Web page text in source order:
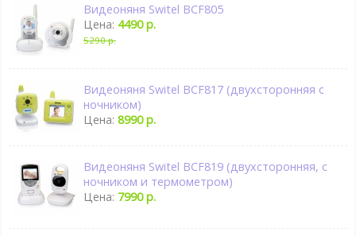
Видеоняня Switel BCF805
Цена: 4490 р.
5290 р.
Видеоняня Switel BCF817 (двухсторонняя с
ночником)
Цена:8990 р.
Видеоняня Switel BCF819 (двухсторонняя, с
ночником и термометром)
Цена: 7990 р.